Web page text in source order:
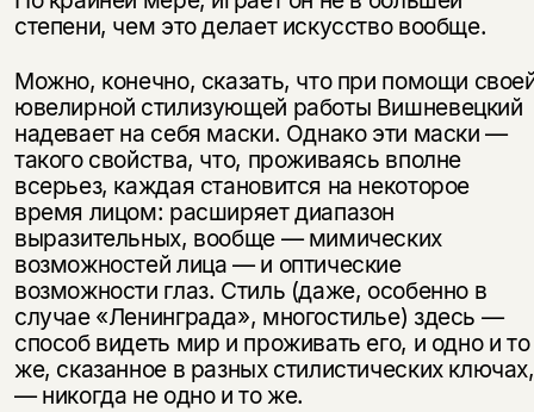
степени, чем это делает искусство вообще.
Можно, конечно, сказать, что при помощи
ювелирной стилизующей работы Вишневецкий
надевает на себя маски. Однако эти маски —
такого свойства, что, проживаясь вполне
всерьез, каждая становится на некоторое
время лицом: расширяет диапазон
выразительных, вообще — мимических
возможностей лица — и оптические
возможности глаз. Стиль (даже, особенно в
случае «Ленинграда», многостилье) здесь —
способ видеть мир и проживать его, и одно и то
же, сказанное в разных стилистических ключах,
— никогда не одно и то же.